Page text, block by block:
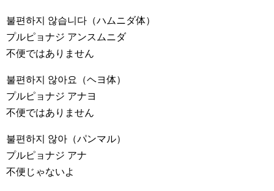
불편하지 않습니다 （ハムニダ体）
プルピョナジ アンスムニダ
不便ではありません
불편하지 않아요
（ヘヨ体）
プルピョナジ アナヨ
不便ではありません
불편하지 않아 （パンマル）
プルピョナジ アナ
不便じゃないよ